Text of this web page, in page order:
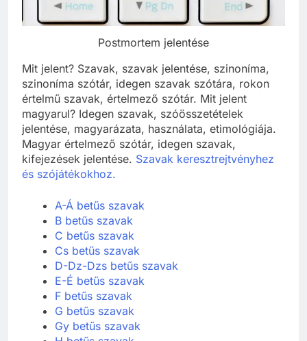
Postmortem jelentése
Mit jelent? Szavak, szavak jelentése, szinoníma,
szinoníma szótár, idegen szavak szótára, rokon
értelmű szavak, értelmező szótár. Mit jelent
magyarul? Idegen szavak, szóösszetételek
jelentése, magyarázata, használata, etimológiája.
Magyar értelmező szótár, idegen szavak,
kifejezések jelentése. Szavak keresztrejtvényhez
és szójátékokhoz.
A-Á betűs szavak
B betűs szavak
C betűs szavak
Cs betűs szavak
D-Dz-Dzs betűs szavak
E-É betűs szavak
F betűs szavak
G betűs szavak
Gy betűs szavak